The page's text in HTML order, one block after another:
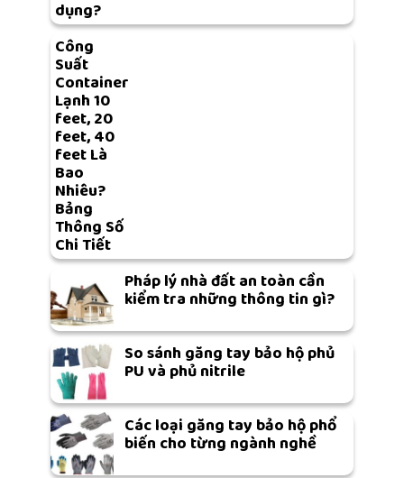
dụng?
Công
Suất
Container
Lạnh 10
feet, 20
feet, 40
feet Là
Bao
Nhiêu?
Bảng
Thông Số
Chi Tiết
Pháp lý nhà đất an toàn cần
kiểm tra những thông tin gì?
So sánh găng tay bảo hộ phủ
PU và phủ nitrile
Các loại găng tay bảo hộ phổ
biến cho từng ngành nghề